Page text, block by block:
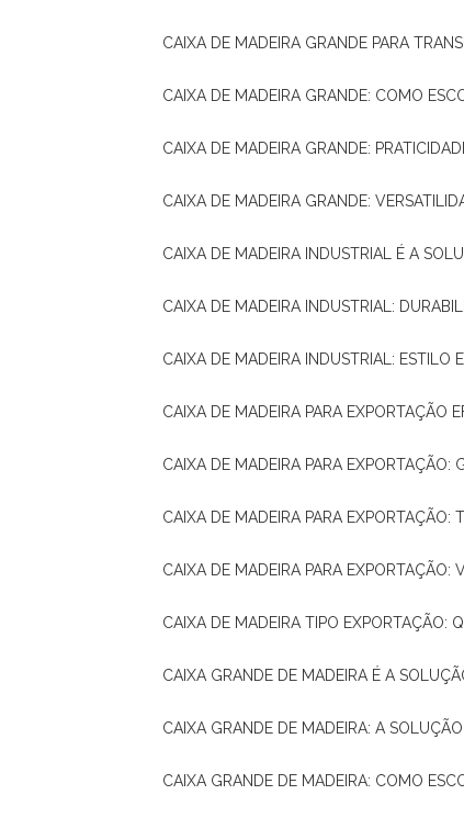
CAIXA DE MADEIRA GRANDE PARA
CAIXA DE MADEIRA GRANDE: COMO
CAIXA DE MADEIRA GRANDE:
CAIXA DE MADEIRA GRANDE:
CAIXA DE MADEIRA INDUSTRIAL É A
CAIXA DE MADEIRA INDUSTRIAL:
CAIXA DE MADEIRA INDUSTRIAL: ESTILO
CAIXA DE MADEIRA PARA EXPORTAÇÃO
CAIXA DE MADEIRA PARA EXPORTAÇÃO:
CAIXA DE MADEIRA PARA
CAIXA DE MADEIRA PARA EXPORTAÇÃO:
CAIXA DE MADEIRA TIPO EXPORTAÇÃO:
CAIXA GRANDE DE MADEIRA É A
CAIXA GRANDE DE MADEIRA: A
CAIXA GRANDE DE MADEIRA: COMO